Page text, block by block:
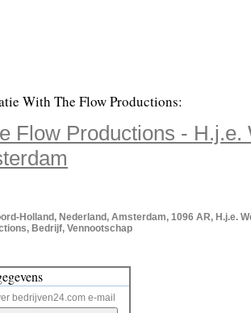
With The Flow Productions:
Flow Productions -
Holland, Nederland, Amsterdam, 1096 AR, H.j.e.
Bedrijf, Vennootschap
bedrijven24.com e-mail